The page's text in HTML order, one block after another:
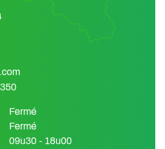
Fermé
Fermé
09u30 - 18u00